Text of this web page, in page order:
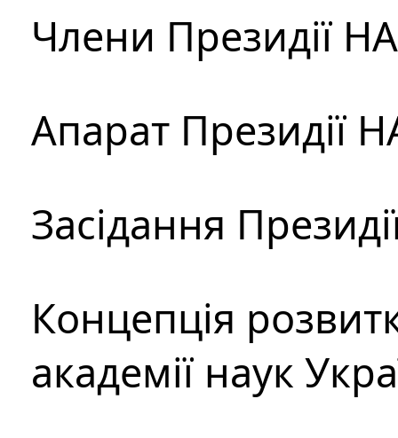
Члени Президії
Апарат Президії
Засідання
Концепція
академії наук